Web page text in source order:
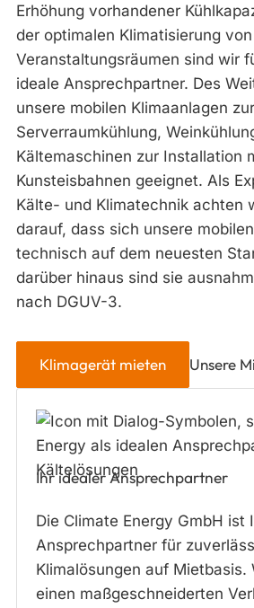
Erhöhung vorhandener
der optimalen Klimatisierung
Veranstaltungsräumen sind wir
ideale Ansprechpartner. Des
unsere mobilen Klimaanlagen zur
Serverraumkühlung,
Kältemaschinen zur Installation
Kunsteisbahnen geeignet. Als
Kälte- und Klimatechnik achten
darauf, dass sich unsere
technisch auf dem neuesten
darüber hinaus sind sie
nach DGUV-3.
Klimagerät mieten Unsere
Ihr idealer Ansprechpartner
Die Climate Energy GmbH ist
Ansprechpartner für
Klimalösungen auf Mietbasis.
einen maßgeschneiderten